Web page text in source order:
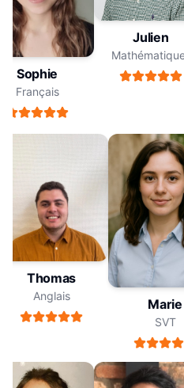
Sophie
Français
Julien
Mathématiques
Thomas
Anglais
Marie
SVT